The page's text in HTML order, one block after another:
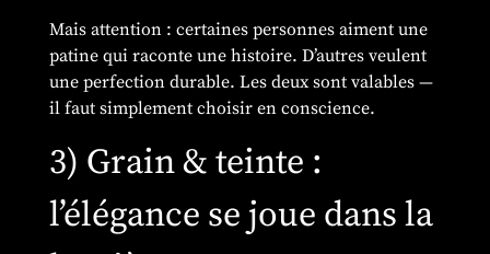
Mais attention : certaines personnes aiment une
patine qui raconte une histoire. D’autres veulent
une perfection durable. Les deux sont valables —
il faut simplement choisir en conscience.
3) Grain & teinte :
l’élégance se joue dans la